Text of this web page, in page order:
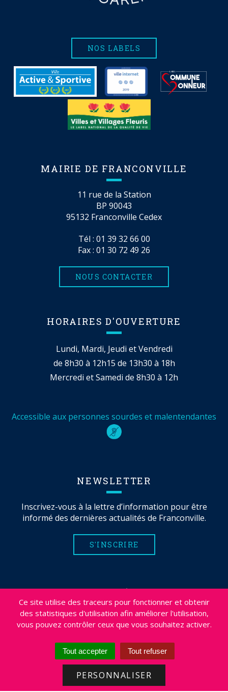
Ce site utilise des traceurs pour fonctionner et obtenir
des statistiques d'utilisation afin améliorer l'utilisation,
vous pouvez contrôler ceux que vous souhaitez activer.
Tout accepter Tout refuser
PERSONNALISER
NOS LABELS
MAIRIE DE FRANCONVILLE
11 rue de la Station
BP 90043
95132 Franconville Cedex
Tél : 01 39 32 66 00
Fax : 01 30 72 49 26
NOUS CONTACTER
HORAIRES D'OUVERTURE
Lundi, Mardi, Jeudi et Vendredi
de 8h30 à 12h15 de 13h30 à 18h
Mercredi et Samedi de 8h30 à 12h
Accessible aux personnes sourdes et malentendantes
NEWSLETTER
Inscrivez-vous à la lettre d’information pour être
informé des dernières actualités de Franconville.
S'INSCRIRE
MENTIONS LÉGALES
PLAN DU SITE
CRÉDITS
PROJETS
DÉSABONNEMENT NEWSLETTER
ACCESSIBILITÉ : NON CONFORME